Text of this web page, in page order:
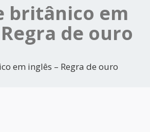
britânico em
de ouro
em inglês – Regra de ouro